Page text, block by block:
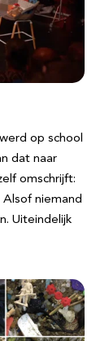
op school
dat naar
omschrijft:
niemand
Uiteindelijk